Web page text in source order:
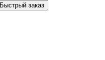
Быстрый заказ